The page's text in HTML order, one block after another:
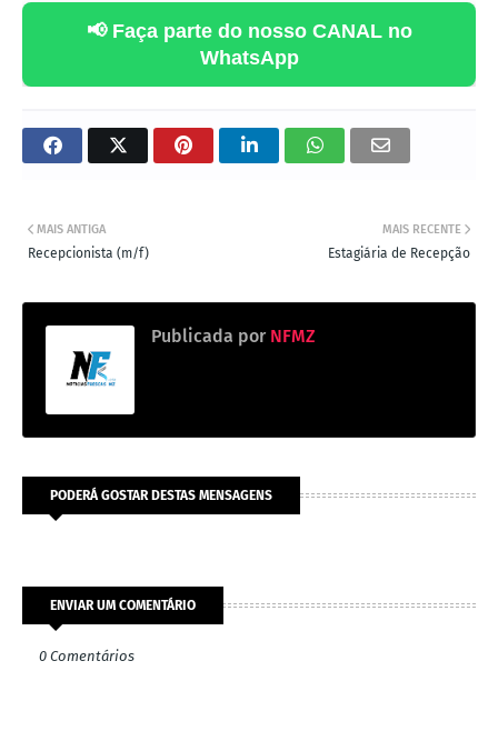
📢 Faça parte do nosso CANAL no
WhatsApp
MAIS RECENTE
Estagiária de Recepção
MAIS ANTIGA
Recepcionista (m/f)
Publicada por NFMZ
PODERÁ GOSTAR DESTAS MENSAGENS
ENVIAR UM COMENTÁRIO
0 Comentários